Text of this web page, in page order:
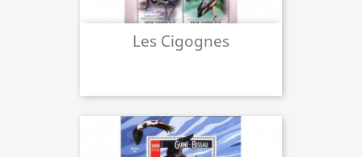
Les Cigognes